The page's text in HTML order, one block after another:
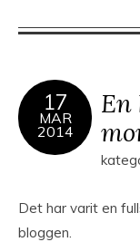
17
MAR
2014
En
Det har varit en
bloggen.